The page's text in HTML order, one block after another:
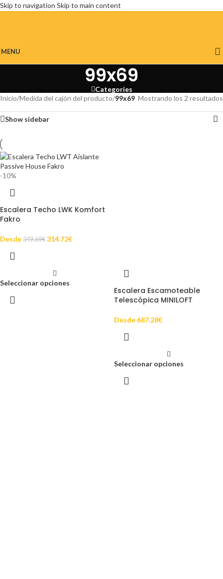
Skip to navigation Skip to main content
MENU
99x69
Categories
Inicio/Medida del cajón del producto/99x69 Mostrando los 2 resultados
Show sidebar
-10%
Escalera Techo LWK Komfort
Fakro
Desde 349.69€ 314.72€
Seleccionar opciones
Escalera Escamoteable
Telescópica MINILOFT
Desde 687.28€
Seleccionar opciones